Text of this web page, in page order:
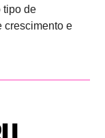
tipo de
crescimento e